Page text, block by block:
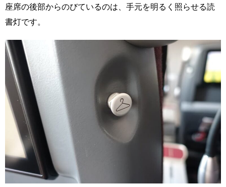
座席の後部からのびているのは、手元を明るく照らせる読
書灯です。